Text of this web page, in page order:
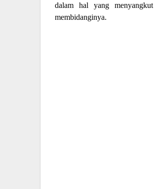
dalam hal yang
membidanginya.